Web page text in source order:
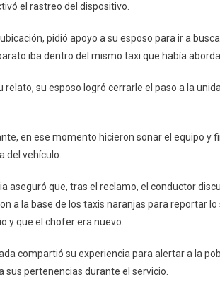
el rastreo del dispositivo.
pidió apoyo a su esposo para ir a
iba dentro del mismo taxi que había
relato, su esposo logró cerrarle el paso a la
en ese momento hicieron sonar el equipo
del vehículo.
aseguró que, tras el reclamo, el conductor
a la base de los taxis naranjas para reportar
y que el chofer era nuevo.
compartió su experiencia para alertar a la
sus pertenencias durante el servicio.